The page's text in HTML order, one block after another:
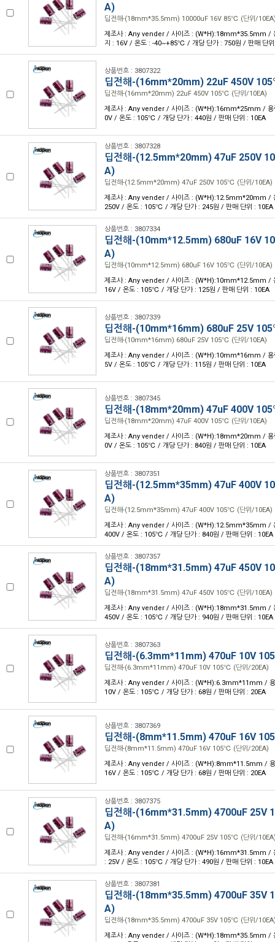
A)
딥전해-(18mm*35.5mm) 10000uF 16V 85℃ (단위/
제조사 : Any vender / 사이즈 : (W*H):18mm*35.5mm /
지 : 16V / 온도 : -40~+85℃ / 개당 단가 : 750원 / 판매 단위
상품번호 : 3807322
딥전해-(16mm*20mm) 22uF 450V
딥전해-(16mm*20mm) 22uF 450V 105℃ (단위/10EA)
제조사 : Any vender / 사이즈 : (W*H):16mm*25mm / 용
0V / 온도 : 105℃ / 개당 단가 : 440원 / 판매 단위 : 10EA
상품번호 : 3807328
딥전해-(12.5mm*20mm) 47uF 250V
A)
딥전해-(12.5mm*20mm) 47uF 250V 105℃ (단위/10EA)
제조사 : Any vender / 사이즈 : (W*H):12.5mm*20mm /
250V / 온도 : 105℃ / 개당 단가 : 245원 / 판매 단위 : 10EA
상품번호 : 3807334
딥전해-(10mm*12.5mm) 680uF 16V
A)
딥전해-(10mm*12.5mm) 680uF 16V 105℃ (단위/10EA)
제조사 : Any vender / 사이즈 : (W*H):10mm*12.5mm /
16V / 온도 : 105℃ / 개당 단가 : 125원 / 판매 단위 : 10EA
상품번호 : 3807339
딥전해-(10mm*16mm) 680uF 25V
딥전해-(10mm*16mm) 680uF 25V 105℃ (단위/10EA)
제조사 : Any vender / 사이즈 : (W*H):10mm*16mm / 용
5V / 온도 : 105℃ / 개당 단가 : 115원 / 판매 단위 : 10EA
상품번호 : 3807345
딥전해-(18mm*20mm) 47uF 400V
딥전해-(18mm*20mm) 47uF 400V 105℃ (단위/10EA)
제조사 : Any vender / 사이즈 : (W*H):18mm*20mm / 용
0V / 온도 : 105℃ / 개당 단가 : 840원 / 판매 단위 : 10EA
상품번호 : 3807351
딥전해-(12.5mm*35mm) 47uF 400V
A)
딥전해-(12.5mm*35mm) 47uF 400V 105℃ (단위/10EA)
제조사 : Any vender / 사이즈 : (W*H):12.5mm*35mm /
400V / 온도 : 105℃ / 개당 단가 : 840원 / 판매 단위 : 10EA
상품번호 : 3807357
딥전해-(18mm*31.5mm) 47uF 450V
A)
딥전해-(18mm*31.5mm) 47uF 450V 105℃ (단위/10EA)
제조사 : Any vender / 사이즈 : (W*H):18mm*31.5mm /
450V / 온도 : 105℃ / 개당 단가 : 940원 / 판매 단위 : 10EA
상품번호 : 3807363
딥전해-(6.3mm*11mm) 470uF 10V
딥전해-(6.3mm*11mm) 470uF 10V 105℃ (단위/20EA)
제조사 : Any vender / 사이즈 : (W*H):6.3mm*11mm /
10V / 온도 : 105℃ / 개당 단가 : 68원 / 판매 단위 : 20EA
상품번호 : 3807369
딥전해-(8mm*11.5mm) 470uF 16V
딥전해-(8mm*11.5mm) 470uF 16V 105℃ (단위/20EA)
제조사 : Any vender / 사이즈 : (W*H):8mm*11.5mm /
16V / 온도 : 105℃ / 개당 단가 : 68원 / 판매 단위 : 20EA
상품번호 : 3807375
딥전해-(16mm*31.5mm) 4700uF 25V
A)
딥전해-(16mm*31.5mm) 4700uF 25V 105℃ (단위/
제조사 : Any vender / 사이즈 : (W*H):16mm*31.5mm /
: 25V / 온도 : 105℃ / 개당 단가 : 490원 / 판매 단위 : 10EA
상품번호 : 3807381
딥전해-(18mm*35.5mm) 4700uF 35V
A)
딥전해-(18mm*35.5mm) 4700uF 35V 105℃ (단위/
제조사 : Any vender / 사이즈 : (W*H):18mm*35.5mm /